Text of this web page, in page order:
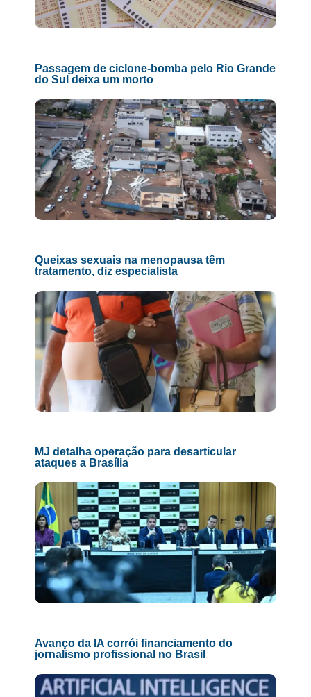
Passagem de ciclone-bomba pelo Rio Grande
do Sul deixa um morto
Queixas sexuais na menopausa têm
tratamento, diz especialista
MJ detalha operação para desarticular
ataques a Brasília
Avanço da IA corrói financiamento do
jornalismo profissional no Brasil